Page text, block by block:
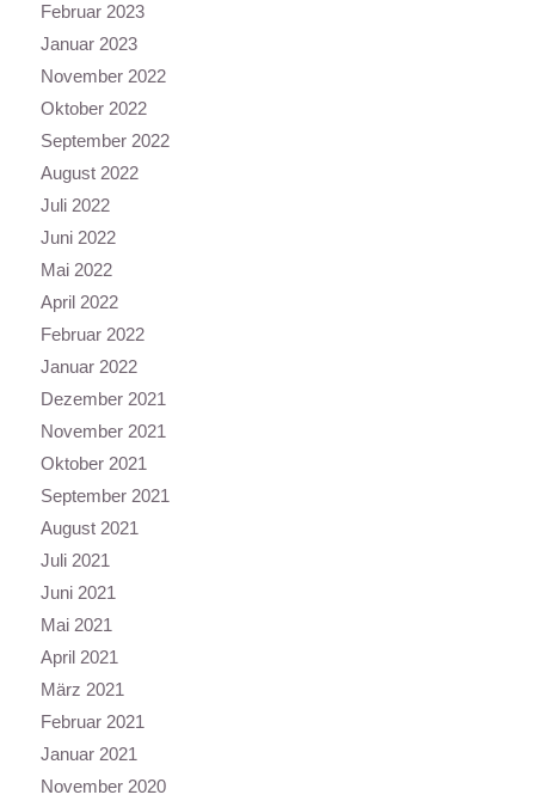
Februar 2023
Januar 2023
November 2022
Oktober 2022
September 2022
August 2022
Juli 2022
Juni 2022
Mai 2022
April 2022
Februar 2022
Januar 2022
Dezember 2021
November 2021
Oktober 2021
September 2021
August 2021
Juli 2021
Juni 2021
Mai 2021
April 2021
März 2021
Februar 2021
Januar 2021
November 2020